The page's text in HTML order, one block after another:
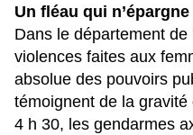
Un fléau qui
Dans le département de
violences faites aux
absolue des pouvoirs
témoignent de la
4 h 30, les gendarmes